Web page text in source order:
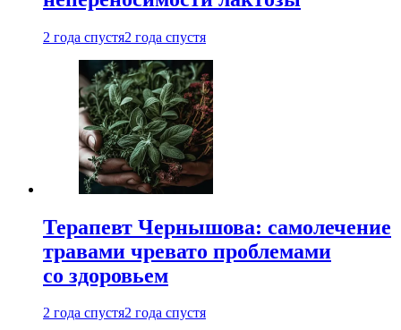
2 года спустя2 года спустя
Терапевт Чернышова: самолечение
травами чревато проблемами
со здоровьем
2 года спустя2 года спустя